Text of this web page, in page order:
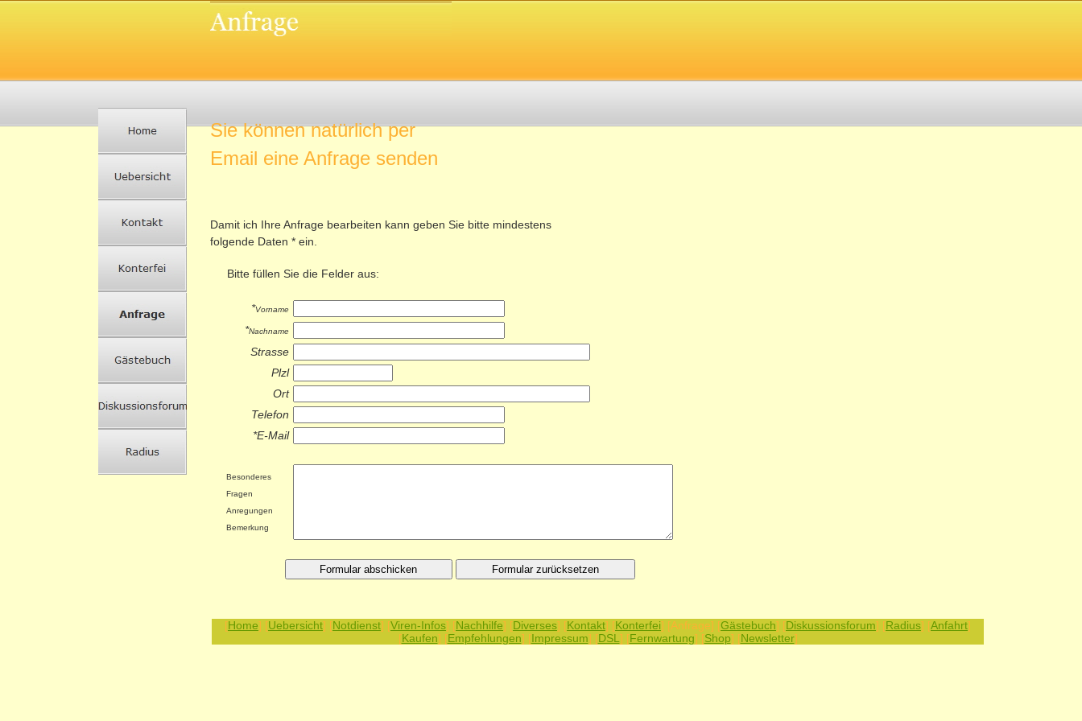
Sie können natürlich per
Email eine Anfrage senden
Damit ich Ihre Anfrage bearbeiten kann geben Sie bitte mindestens
folgende Daten * ein.
Bitte füllen Sie die Felder aus:
*Vorname
*Nachname
Strasse
Plzl
Ort
Telefon
*E-Mail
Besonderes
Fragen
Anregungen
Bemerkung
[Home] [Uebersicht] [Notdienst] [Viren-Infos] [Nachhilfe] [Diverses] [Kontakt] [Konterfei] [Anfrage] [Gästebuch] [Diskussionsforum] [Radius] [Anfahrt]
[Kaufen] [Empfehlungen] [Impressum] [DSL ] [Fernwartung] [Shop] [Newsletter]